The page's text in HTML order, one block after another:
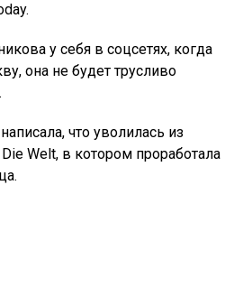
у себя в соцсетях, когда
она не будет трусливо
что уволилась из
Welt, в котором проработала